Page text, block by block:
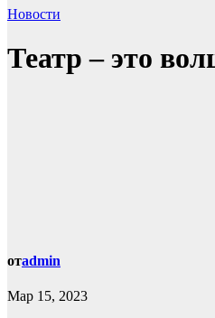
Новости
Театр – это
отadmin
Мар 15, 2023